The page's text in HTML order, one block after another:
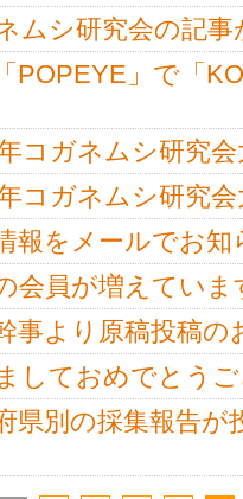
ムシ研究会の記事
」で「
コガネムシ研究
コガネムシ研究会
報をメールでお知
会員が増えていま
事より原稿投稿の
しておめでとう
県別の採集報告が